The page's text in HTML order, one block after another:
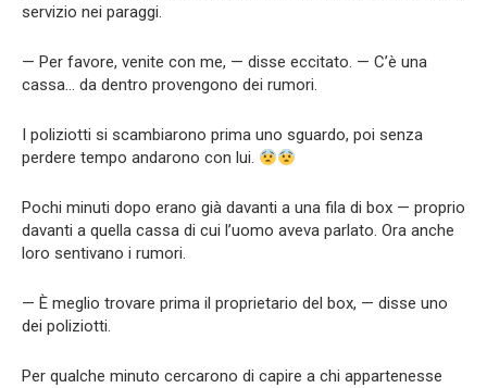
servizio nei paraggi.
— Per favore, venite con me, — disse eccitato. — C’è una
cassa… da dentro provengono dei rumori.
I poliziotti si scambiarono prima uno sguardo, poi senza
perdere tempo andarono con lui.
Pochi minuti dopo erano già davanti a una fila di box — proprio
davanti a quella cassa di cui l’uomo aveva parlato. Ora anche
loro sentivano i rumori.
— È meglio trovare prima il proprietario del box, — disse uno
dei poliziotti.
Per qualche minuto cercarono di capire a chi appartenesse